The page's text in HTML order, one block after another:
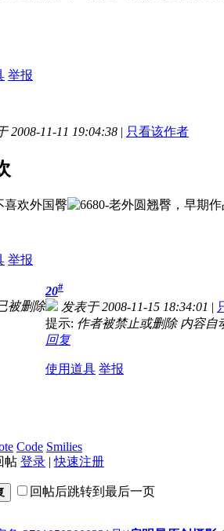
举报
2008-11-11 19:04:38 | 只看该作者
喜欢外国臀
举报
被删除
20#
发表于 2008-11-15 18:34:01 |
提示: 作者被禁止或删除 内容自
回复
使用道具 举报
Code Smilies
帖 登录 |快速注册
回帖后跳转到最后一页